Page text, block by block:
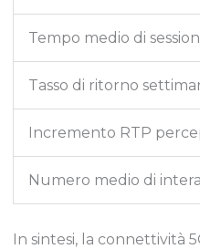
Tempo medio di
Tasso di ritorno
Incremento RTP
Numero medio di
In sintesi, la connettività